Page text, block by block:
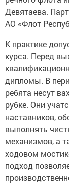
Девятаева.
АО «Флот
К практике
курса. Перед
дипломы. В
ребята несут
рубке. Они
наставников,
выполнять
механизмов, а
ходовом
подход